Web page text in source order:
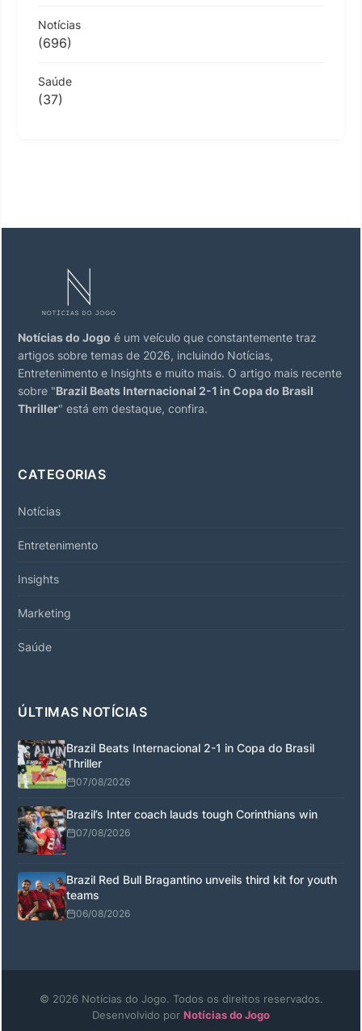
Notícias
(696)
Saúde
(37)
Notícias do Jogo é um veículo que constantemente traz
artigos sobre temas de 2026, incluindo Notícias,
Entretenimento e Insights e muito mais. O artigo mais recente
sobre "Brazil Beats Internacional 2-1 in Copa do Brasil
Thriller" está em destaque, confira.
CATEGORIAS
Notícias
Entretenimento
Insights
Marketing
Saúde
ÚLTIMAS NOTÍCIAS
Brazil Beats Internacional 2-1 in Copa do Brasil
Thriller
07/08/2026
Brazil’s Inter coach lauds tough Corinthians win
07/08/2026
Brazil Red Bull Bragantino unveils third kit for youth
teams
06/08/2026
© 2026 Notícias do Jogo. Todos os direitos reservados.
Desenvolvido por Notícias do Jogo